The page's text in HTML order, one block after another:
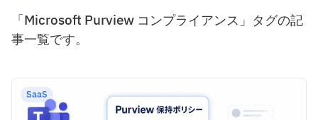
「Microsoft Purview コンプライアンス」タグの記
事一覧です。
SaaS